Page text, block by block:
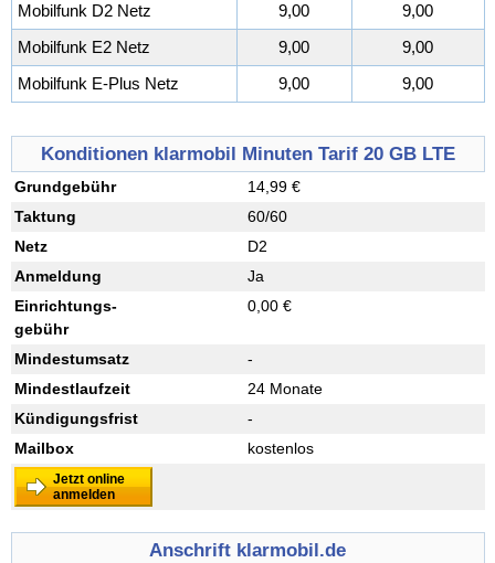
Mobilfunk D2 Netz
9,00
9,00
Mobilfunk E2 Netz
9,00
9,00
Mobilfunk E-Plus Netz
9,00 9,00
Konditionen klarmobil Minuten Tarif 20 GB LTE
Grundgebühr
14,99 €
Taktung
60/60
Netz
D2
Anmeldung
Ja
Einrichtungs-
gebühr
0,00 €
Mindestumsatz
-
Mindestlaufzeit
24 Monate
Kündigungsfrist
-
Mailbox
kostenlos
Jetzt online
anmelden
Anschrift klarmobil.de